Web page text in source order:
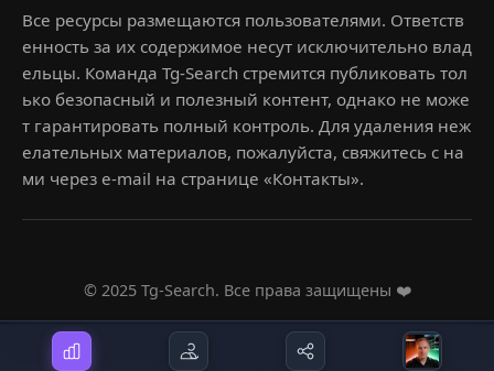
Все ресурсы размещаются пользователями. Ответств
енность за их содержимое несут исключительно влад
ельцы. Команда Tg-Search стремится публиковать тол
ько безопасный и полезный контент, однако не може
т гарантировать полный контроль. Для удаления неж
елательных материалов, пожалуйста, свяжитесь с на
ми через e-mail на странице «Контакты».
© 2025 Tg-Search. Все права защищены ❤️